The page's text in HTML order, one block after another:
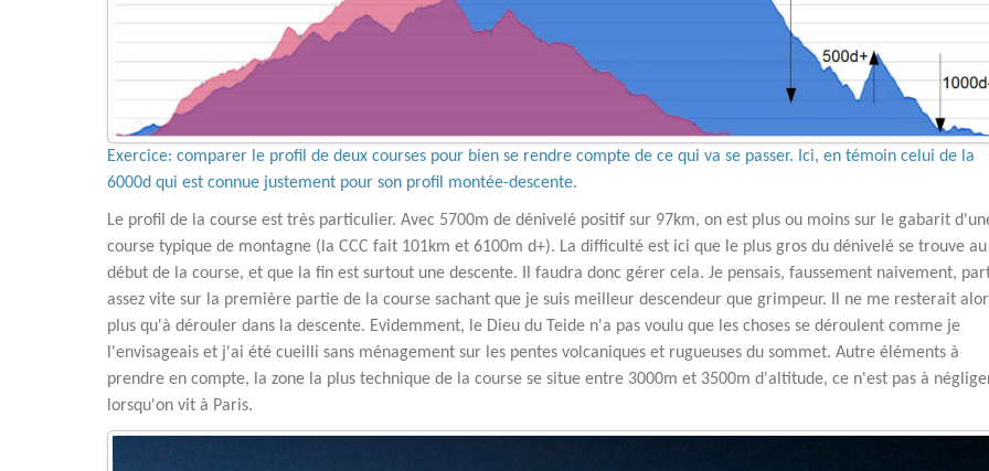
Exercice: comparer le profil de deux courses pour bien se rendre compte de ce qui va se passer. Ici, en témoin celui de la
6000d qui est connue justement pour son profil montée-descente.
Le profil de la course est très particulier. Avec 5700m de dénivelé positif sur 97km, on est plus ou moins sur le gabarit
course typique de montagne (la CCC fait 101km et 6100m d+). La difficulté est ici que le plus gros du dénivelé se trouve au
début de la course, et que la fin est surtout une descente. Il faudra donc gérer cela. Je pensais, faussement naivement,
assez vite sur la première partie de la course sachant que je suis meilleur descendeur que grimpeur. Il ne me resterait
plus qu'à dérouler dans la descente. Evidemment, le Dieu du Teide n'a pas voulu que les choses se déroulent comme je
l'envisageais et j'ai été cueilli sans ménagement sur les pentes volcaniques et rugueuses du sommet. Autre éléments à
prendre en compte, la zone la plus technique de la course se situe entre 3000m et 3500m d'altitude, ce n'est pas à
lorsqu'on vit à Paris.